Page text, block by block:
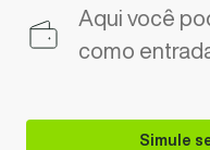
Aqui você
como
Simule